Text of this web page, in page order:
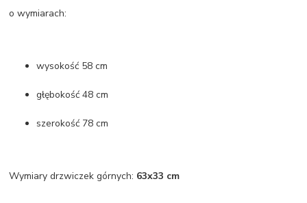
o wymiarach:
wysokość 58 cm
głębokość 48 cm
szerokość 78 cm
Wymiary drzwiczek górnych: 63x33 cm